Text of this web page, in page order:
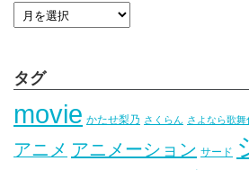
タグ
movie かたせ梨乃 さくらん さよなら歌舞
アニメ アニメーション サード